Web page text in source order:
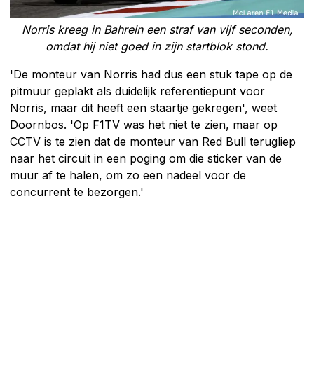
Norris kreeg in Bahrein een straf van vijf seconden,
omdat hij niet goed in zijn startblok stond.
'De monteur van Norris had dus een stuk tape op de
pitmuur geplakt als duidelijk referentiepunt voor
Norris, maar dit heeft een staartje gekregen', weet
Doornbos. 'Op F1TV was het niet te zien, maar op
CCTV is te zien dat de monteur van Red Bull terugliep
naar het circuit in een poging om die sticker van de
muur af te halen, om zo een nadeel voor de
concurrent te bezorgen.'